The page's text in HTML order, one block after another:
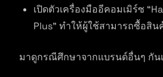
เปิดตัวเครื่องมืออีคอมเมิร์ซ
Plus” ทำให้ผู้ใช้สามารถซื้อสิ
มาดูกรณีศึกษาจากแบรนด์อื่นๆ กัน